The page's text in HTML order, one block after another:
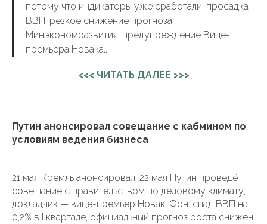
потому что индикаторы уже сработали: просадка
ВВП, резкое снижение прогноза
Минэкономразвития, предупреждение Вице-
премьера Новака....
<<< ЧИТАТЬ ДАЛЕЕ >>>
Путин анонсировал совещание с кабмином по
условиям ведения бизнеса
21 мая Кремль анонсировал: 22 мая Путин проведёт
совещание с правительством по деловому климату,
докладчик — вице-премьер Новак. Фон: спад ВВП на
0,2% в I квартале, официальный прогноз роста снижен